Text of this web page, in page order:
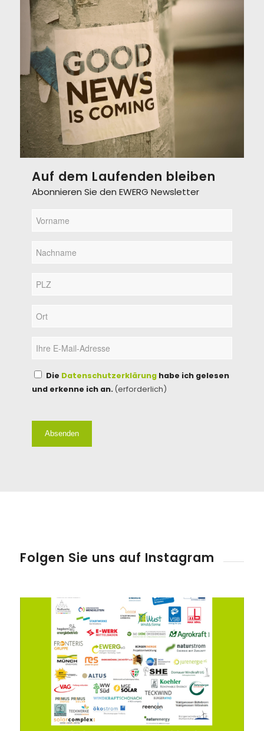
Auf dem Laufenden bleiben
Abonnieren Sie den EWERG Newsletter
Vorname
Nachname
PLZ
Ort
E-
(erforderlich)
Einwilligung
(erforderlich)
Die Datenschutzerklärung habe ich gelesen
und erkenne ich an. (erforderlich)
Folgen Sie uns auf Instagram